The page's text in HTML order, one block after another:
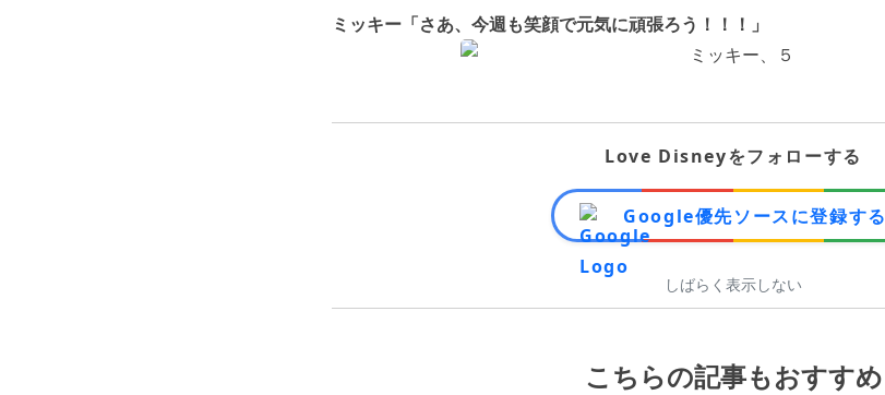
ミッキー「さあ、今週も笑顔で元気に頑張ろう！！！」
Love Disneyをフォローする
Google優先ソースに登録する
しばらく表示しない
こちらの記事もおすすめ